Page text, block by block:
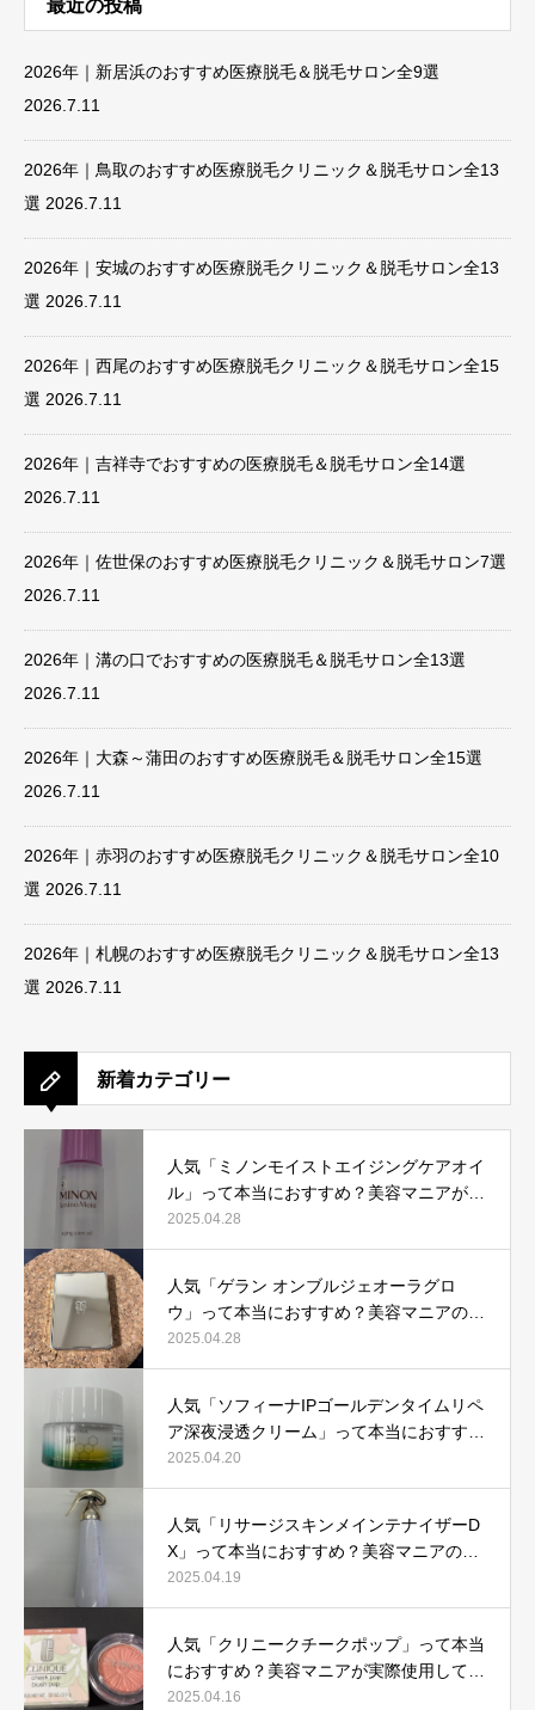
最近の投稿
2026年｜新居浜のおすすめ医療脱毛＆脱毛サロン全9選
2026.7.11
2026年｜鳥取のおすすめ医療脱毛クリニック＆脱毛サロン全13
選 2026.7.11
2026年｜安城のおすすめ医療脱毛クリニック＆脱毛サロン全13
選 2026.7.11
2026年｜西尾のおすすめ医療脱毛クリニック＆脱毛サロン全15
選 2026.7.11
2026年｜吉祥寺でおすすめの医療脱毛＆脱毛サロン全14選
2026.7.11
2026年｜佐世保のおすすめ医療脱毛クリニック＆脱毛サロン7選
2026.7.11
2026年｜溝の口でおすすめの医療脱毛＆脱毛サロン全13選
2026.7.11
2026年｜大森～蒲田のおすすめ医療脱毛＆脱毛サロン全15選
2026.7.11
2026年｜赤羽のおすすめ医療脱毛クリニック＆脱毛サロン全10
選 2026.7.11
2026年｜札幌のおすすめ医療脱毛クリニック＆脱毛サロン全13
選 2026.7.11
新着カテゴリー
人気「ミノンモイストエイジングケアオイ
ル」って本当におすすめ？美容マニアが実
際使用して口コミを検証！
2025.04.28
人気「ゲラン オンブルジェオーラグロ
ウ」って本当におすすめ？美容マニアの私
が実際使用して、口コミを検証！
2025.04.28
人気「ソフィーナIPゴールデンタイムリペ
ア深夜浸透クリーム」って本当におすす
め？美容マニアが実際使用して口コミを検
証！
2025.04.20
人気「リサージスキンメインテナイザーD
X」って本当におすすめ？美容マニアの私
が実際使用して、口コミを検証！
2025.04.19
人気「クリニークチークポップ」って本当
におすすめ？美容マニアが実際使用して口
コミを検証！
2025.04.16